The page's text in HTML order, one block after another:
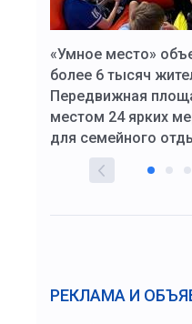
«Умное место»
более 6 тысяч
Передвижная
местом 24 ярких
для семейного
РЕКЛАМА И